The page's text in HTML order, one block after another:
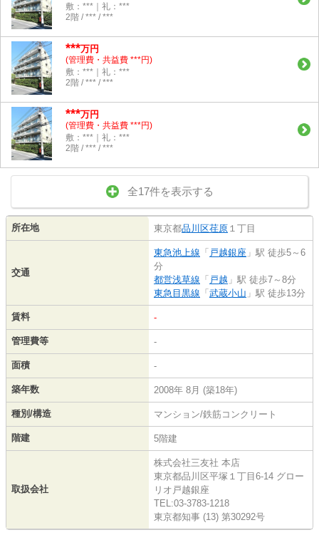
敷：***｜礼：***
2階 / *** / ***
***万円
(管理費・共益費 ***円)
敷：***｜礼：***
2階 / *** / ***
***万円
(管理費・共益費 ***円)
敷：***｜礼：***
2階 / *** / ***
全17件を表示する
所在地 東京都品川区荏原 １丁目
交通
東急池上線 「 戸越銀座 」駅 徒歩5～6
分
都営浅草線 「 戸越 」駅 徒歩7～8分
東急目黒線 「 武蔵小山 」駅 徒歩13分
賃料 -
管理費等 -
面積 -
築年数 2008年 8月 (築18年)
種別/構造 マンション/鉄筋コンクリート
階建 5階建
取扱会社
株式会社三友社 本店
東京都品川区平塚１丁目6-14 グロー
リオ戸越銀座
TEL:03-3783-1218
東京都知事 (13) 第30292号